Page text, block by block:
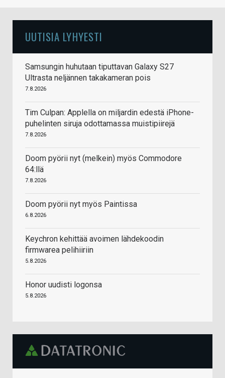
UUTISIA LYHYESTI
Samsungin huhutaan tiputtavan Galaxy S27
Ultrasta neljännen takakameran pois
7.8.2026
Tim Culpan: Applella on miljardin edestä iPhone-
puhelinten siruja odottamassa muistipiirejä
7.8.2026
Doom pyörii nyt (melkein) myös Commodore
64:llä
7.8.2026
Doom pyörii nyt myös Paintissa
6.8.2026
Keychron kehittää avoimen lähdekoodin
firmwarea pelihiiriin
5.8.2026
Honor uudisti logonsa
5.8.2026